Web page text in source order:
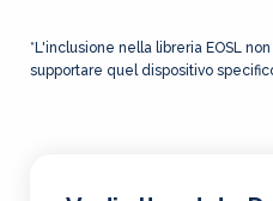
*L'inclusione nella libreria EOSL
supportare quel dispositivo